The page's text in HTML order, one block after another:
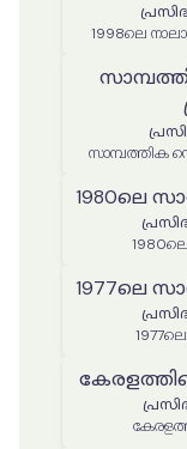
1998ലെ
സാമ്പത്തിക
1980ലെ
1977ലെ